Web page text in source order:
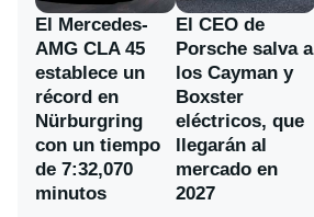
El Mercedes-
AMG CLA 45
establece un
récord en
Nürburgring
con un tiempo
de 7:32,070
minutos
El CEO de
Porsche salva a
los Cayman y
Boxster
eléctricos, que
llegarán al
mercado en
2027